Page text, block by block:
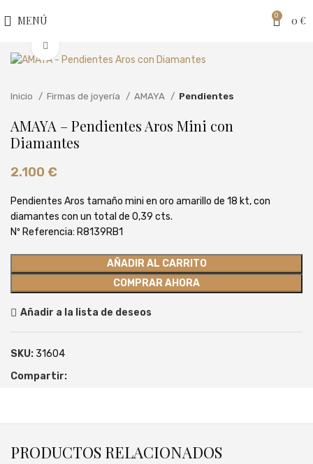
MENÚ 0 0 €
Inicio Firmas de joyería AMAYA Pendientes
AMAYA – Pendientes Aros Mini con
Diamantes
2.100 €
Pendientes Aros tamaño mini en oro amarillo de 18 kt, con
diamantes con un total de 0,39 cts.
Nº Referencia: R8139RB1
AÑADIR AL CARRITO
COMPRAR AHORA
Añadir a la lista de deseos
SKU: 31604
Compartir:
PRODUCTOS RELACIONADOS